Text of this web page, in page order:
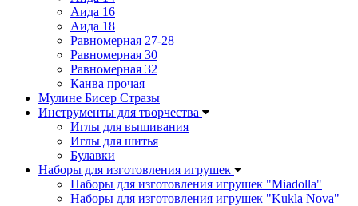
Аида 16
Аида 18
Равномерная 27-28
Равномерная 30
Равномерная 32
Канва прочая
Мулине Бисер Стразы
Инструменты для творчества
Иглы для вышивания
Иглы для шитья
Булавки
Наборы для изготовления игрушек
Наборы для изготовления игрушек "Miadolla"
Наборы для изготовления игрушек "Kukla Nova"